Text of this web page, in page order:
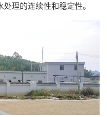
理的连续性和稳定性。